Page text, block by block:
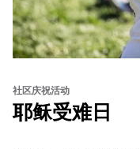
社区庆祝活动
耶稣受难日